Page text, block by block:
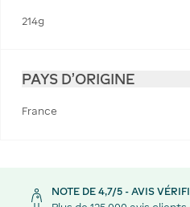
214g
PAYS D'ORIGINE
France
NOTE DE 4,7/5 - AVIS